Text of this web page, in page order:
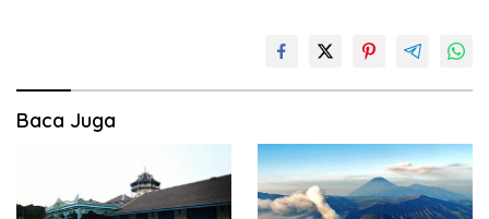
Baca Juga